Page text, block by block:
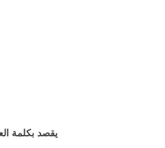
يقصد بكلمة